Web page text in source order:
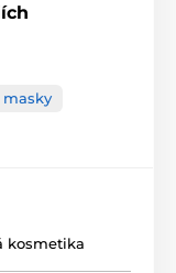
masky
kosmetika